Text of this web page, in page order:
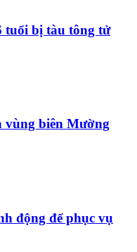
tuổi bị tàu tông tử
vùng biên Mường
động để phục vụ